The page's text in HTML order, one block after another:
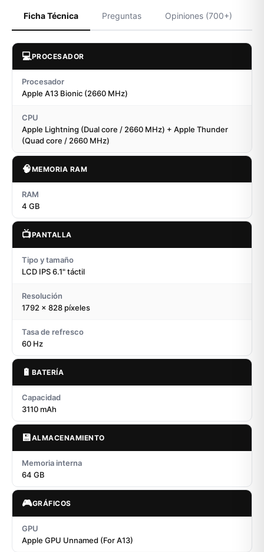
Ficha Técnica Preguntas Opiniones (700+)
💻PROCESADOR
Procesador
Apple A13 Bionic (2660 MHz)
CPU
Apple Lightning (Dual core / 2660 MHz) + Apple Thunder
(Quad core / 2660 MHz)
🧠MEMORIA RAM
RAM
4 GB
📺PANTALLA
Tipo y tamaño
LCD IPS 6.1" táctil
Resolución
1792 x 828 píxeles
Tasa de refresco
60 Hz
🔋 BATERÍA
Capacidad
3110 mAh
💾ALMACENAMIENTO
Memoria interna
64 GB
🎮GRÁFICOS
GPU
Apple GPU Unnamed (For A13)